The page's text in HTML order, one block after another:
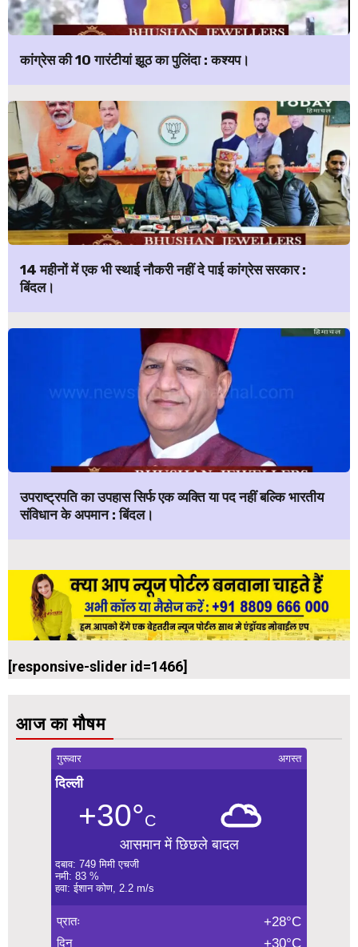
कांग्रेस की 10 गारंटीयां झूठ का पुलिंदा : कश्यप।
14 महीनों में एक भी स्थाई नौकरी नहीं दे पाई कांग्रेस सरकार :
बिंदल।
उपराष्ट्रपति का उपहास सिर्फ एक व्यक्ति या पद नहीं बल्कि भारतीय
संविधान के अपमान : बिंदल।
[responsive-slider id=1466]
आज का मौषम
गुरूवार अगस्त
दिल्ली
+30°C
आसमान में छिछले बादल
दबाव: 749 मिमी एचजी
नमी: 83 %
हवा: ईशान कोण, 2.2 m/s
प्रातः +28°C
दिन +30°C